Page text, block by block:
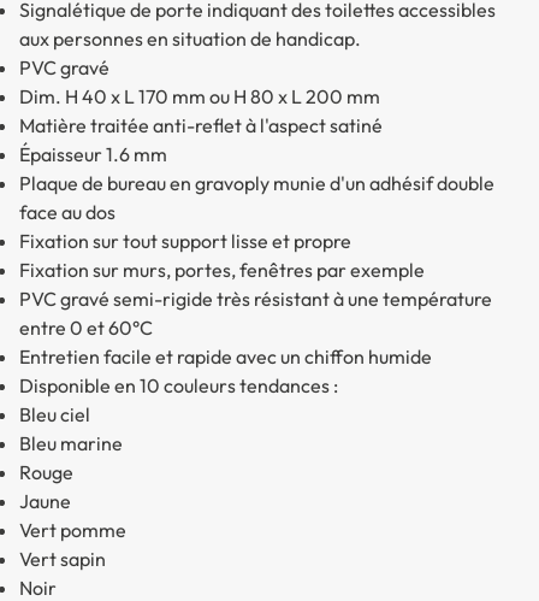
Signalétique de porte indiquant des toilettes accessibles
aux personnes en situation de handicap.
PVC gravé
Dim. H 40 x L 170 mm ou H 80 x L 200 mm
Matière traitée anti-reflet à l'aspect satiné
Épaisseur 1.6 mm
Plaque de bureau en gravoply munie d'un adhésif double
face au dos
Fixation sur tout support lisse et propre
Fixation sur murs, portes, fenêtres par exemple
PVC gravé semi-rigide très résistant à une température
entre 0 et 60°C
Entretien facile et rapide avec un chiffon humide
Disponible en 10 couleurs tendances :
Bleu ciel
Bleu marine
Rouge
Jaune
Vert pomme
Vert sapin
Noir